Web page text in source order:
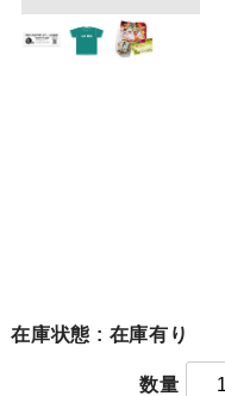
在庫状態 : 在庫有り
数量